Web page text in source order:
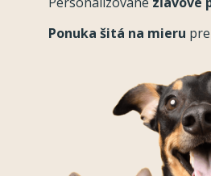
Ponuka šitá na mieru